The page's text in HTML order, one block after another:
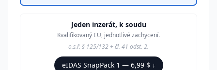
Jeden inzerát, k soudu
Kvalifikovaný EU, jednotlivé zachycení.
o.s.ř. § 125/132 + čl. 41 odst. 2.
eIDAS SnapPack 1 — 6,99 $ ↓